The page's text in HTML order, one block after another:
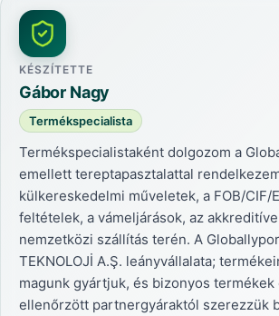
KÉSZÍTETTE
Gábor Nagy
Termékspecialista
Termékspecialistaként dolgozom a
emellett tereptapasztalattal
külkereskedelmi műveletek, a FOB/CIF/
feltételek, a vámeljárások, az
nemzetközi szállítás terén. A
TEKNOLOJİ A.Ş. leányvállalata;
magunk gyártjuk, és bizonyos termékek
ellenőrzött partnergyáraktól szerezzük